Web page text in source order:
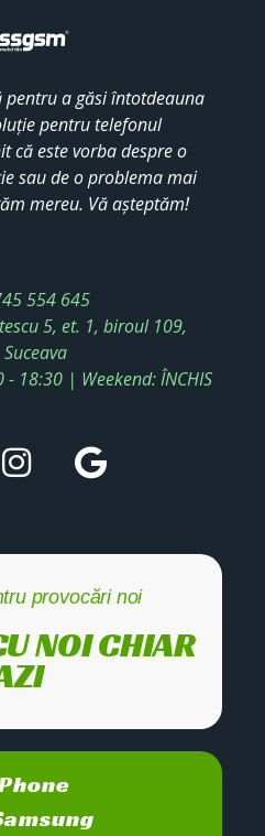
a găsi întotdeauna
pentru telefonul
că este vorba despre o
sau de o problema mai
mereu. Vă așteptăm!
554 645
5, et. 1, biroul 109,
Suceava
18:30 | Weekend: ÎNCHIS
provocări noi
NOI CHIAR